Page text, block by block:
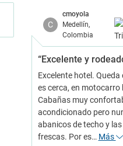
C
cmoyola
Medellín,
Colombia
“Excelente y
Excelente hotel.
es cerca, en
Cabañas muy
acondicionado pero
abanicos de techo y
frescas. Por es… Más